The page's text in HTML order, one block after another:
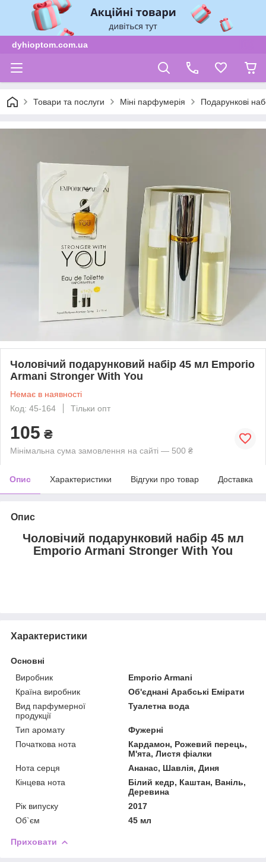
dyhioptom.com.ua
Товари та послуги Міні парфумерія Подарункові
Чоловічий подарунковий набір 45 мл Emporio
Armani Stronger With You
Немає в наявності
Код: 45-164
Тільки опт
105 ₴
Мінімальна сума замовлення на сайті — 500 ₴
Опис Характеристики Відгуки про товар Доставка
Опис
Чоловічий подарунковий набір 45 мл
Emporio Armani Stronger With You
Характеристики
Основні
Виробник
Emporio Armani
Країна виробник
Об'єднані Арабські Емірати
Вид парфумерної
продукції
Туалетна вода
Тип аромату
Фужерні
Початкова нота
Кардамон, Рожевий перець,
М'ята, Листя фіалки
Нота серця
Ананас, Шавлія, Диня
Кінцева нота
Білий кедр, Каштан, Ваніль,
Деревина
Рік випуску
2017
Об`єм
45 мл
Приховати